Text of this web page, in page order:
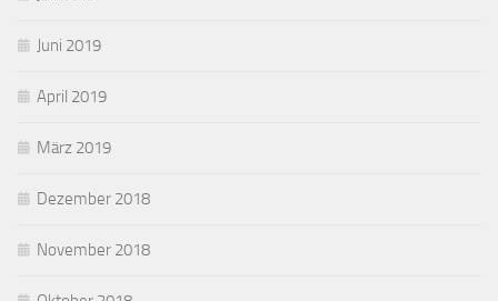
Juni 2019
April 2019
März 2019
Dezember 2018
November 2018